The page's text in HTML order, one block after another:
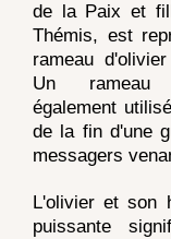
de la Paix et
Thémis, est
rameau
Un rameau
également
de la fin d'une
messagers
L'olivier et son
puissante